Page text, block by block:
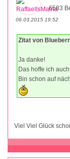
6583
06.03.2015 19:52
Zitat von
Ja danke!
Das hoffe ich
Bin schon auf
Viel Viel Glück